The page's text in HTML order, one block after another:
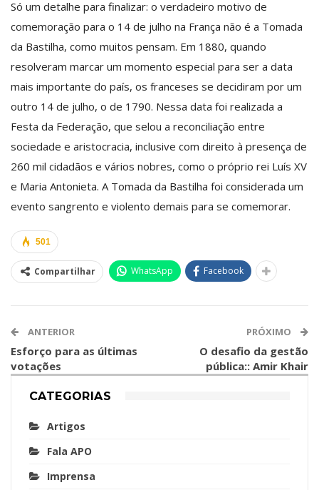
Só um detalhe para finalizar: o verdadeiro motivo de
comemoração para o 14 de julho na França não é a Tomada
da Bastilha, como muitos pensam. Em 1880, quando
resolveram marcar um momento especial para ser a data
mais importante do país, os franceses se decidiram por um
outro 14 de julho, o de 1790. Nessa data foi realizada a
Festa da Federação, que selou a reconciliação entre
sociedade e aristocracia, inclusive com direito à presença de
260 mil cidadãos e vários nobres, como o próprio rei Luís XV
e Maria Antonieta. A Tomada da Bastilha foi considerada um
evento sangrento e violento demais para se comemorar.
501
Compartilhar WhatsApp Facebook
ANTERIOR
Esforço para as últimas
votações
PRÓXIMO
O desafio da gestão
pública:: Amir Khair
CATEGORIAS
Artigos
Fala APO
Imprensa